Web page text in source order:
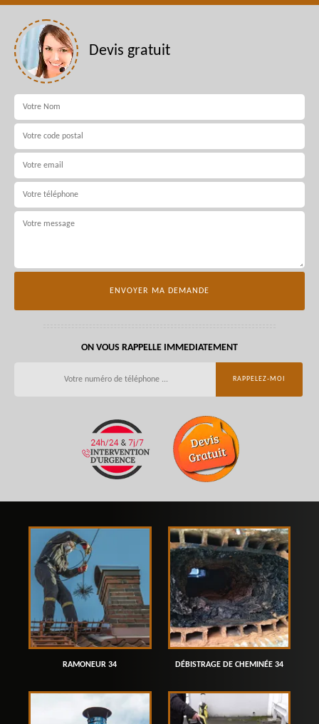
Devis gratuit
ON VOUS RAPPELLE IMMEDIATEMENT
RAMONEUR 34 DÉBISTRAGE DE CHEMINÉE 34